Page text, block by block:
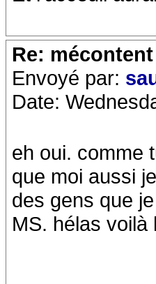
Re:
Envoyé par:
Date:
eh oui. comme
que moi aussi
des gens que
MS. hélas